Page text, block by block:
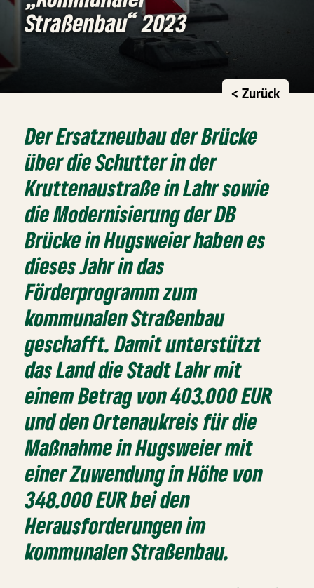
Straßenbau“ 2023
< Zurück
Der Ersatzneubau der Brücke
über die Schutter in der
Kruttenaustraße in Lahr sowie
die Modernisierung der DB
Brücke in Hugsweier haben es
dieses Jahr in das
Förderprogramm zum
kommunalen Straßenbau
geschafft. Damit unterstützt
das Land die Stadt Lahr mit
einem Betrag von 403.000 EUR
und den Ortenaukreis für die
Maßnahme in Hugsweier mit
einer Zuwendung in Höhe von
348.000 EUR bei den
Herausforderungen im
kommunalen Straßenbau.